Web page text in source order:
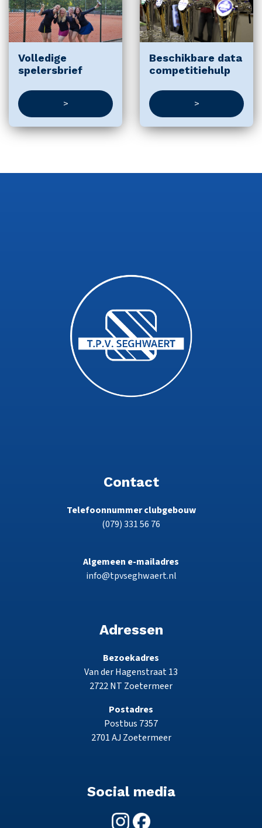
Volledige
spelersbrief
>
Beschikbare data
competitiehulp
>
Contact
Telefoonnummer clubgebouw
(079) 331 56 76
Algemeen e-mailadres
info@tpvseghwaert.nl
Adressen
Bezoekadres
Van der Hagenstraat 13
2722 NT Zoetermeer
Postadres
Postbus 7357
2701 AJ Zoetermeer
Social media